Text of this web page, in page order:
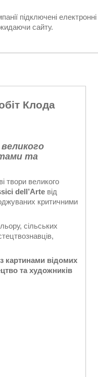
підключені
сайту.
Клода
та
твори великого
dell’Arte від
критичними
сільських
картинами відомих
та художників